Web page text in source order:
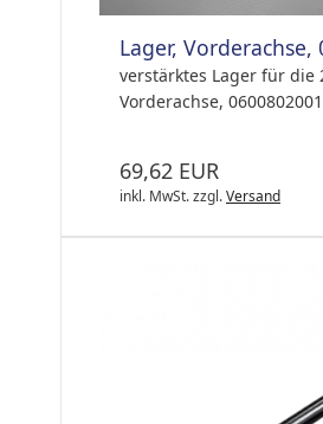
Lager, Vorderachse,
verstärktes Lager für die
Vorderachse,
69,62 EUR
inkl. MwSt.zzgl.Versand